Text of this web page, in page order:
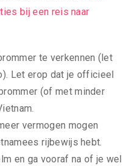
bij een reis naar
te verkennen (let
Let erop dat je officieel
(of met minder
vermogen mogen
rijbewijs hebt.
en ga vooraf na of je wel